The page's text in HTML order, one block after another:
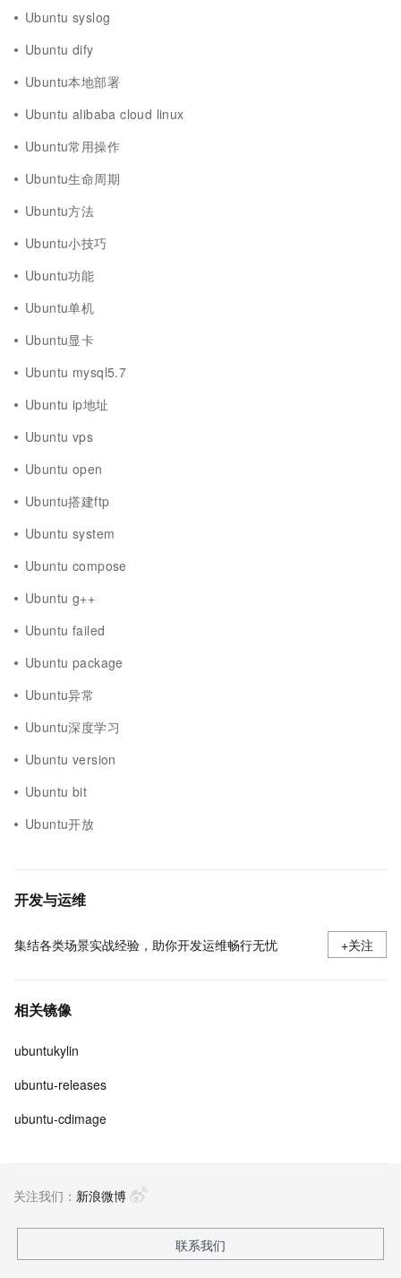
Ubuntu syslog
Ubuntu dify
Ubuntu本地部署
Ubuntu alibaba cloud linux
Ubuntu常用操作
Ubuntu生命周期
Ubuntu方法
Ubuntu小技巧
Ubuntu功能
Ubuntu单机
Ubuntu显卡
Ubuntu mysql5.7
Ubuntu ip地址
Ubuntu vps
Ubuntu open
Ubuntu搭建ftp
Ubuntu system
Ubuntu compose
Ubuntu g++
Ubuntu failed
Ubuntu package
Ubuntu异常
Ubuntu深度学习
Ubuntu version
Ubuntu bit
Ubuntu开放
开发与运维
集结各类场景实战经验，助你开发运维畅行无忧 +关注
相关镜像
ubuntukylin
ubuntu-releases
ubuntu-cdimage
关注我们： 新浪微博
联系我们